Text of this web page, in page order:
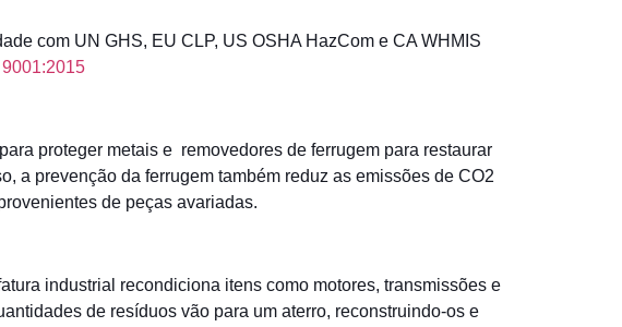
com UN GHS, EU CLP, US OSHA HazCom e CA WHMIS
9001:2015
proteger metais e removedores de ferrugem para restaurar
a prevenção da ferrugem também reduz as emissões de CO2
de peças avariadas.
industrial recondiciona itens como motores, transmissões e
de resíduos vão para um aterro, reconstruindo-os e